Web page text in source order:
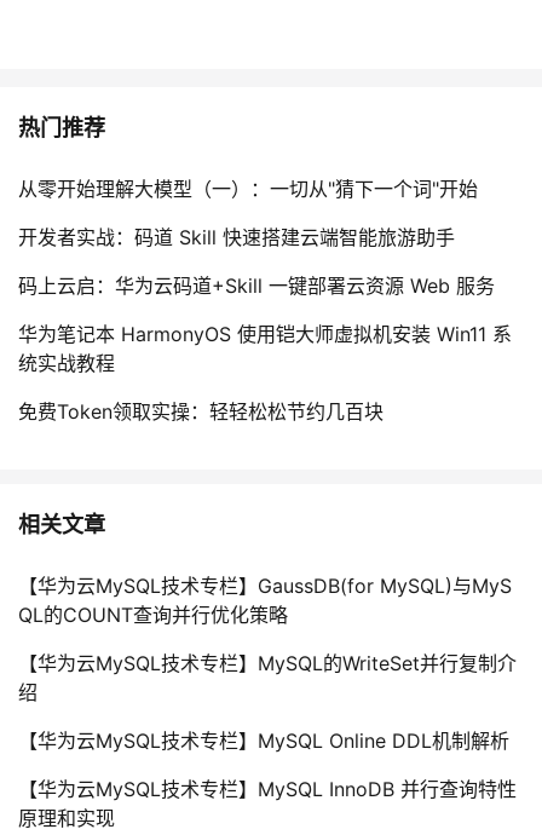
热门推荐
从零开始理解大模型（一）：一切从"猜下一个词"开始
开发者实战：码道 Skill 快速搭建云端智能旅游助手
码上云启：华为云码道+Skill 一键部署云资源 Web 服务
华为笔记本 HarmonyOS 使用铠大师虚拟机安装 Win11 系
统实战教程
免费Token领取实操：轻轻松松节约几百块
相关文章
【华为云MySQL技术专栏】GaussDB(for MySQL)与MyS
QL的COUNT查询并行优化策略
【华为云MySQL技术专栏】MySQL的WriteSet并行复制介
绍
【华为云MySQL技术专栏】MySQL Online DDL机制解析
【华为云MySQL技术专栏】MySQL InnoDB 并行查询特性
原理和实现